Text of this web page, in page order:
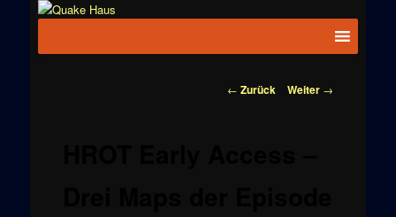
News zu
Beitragsnavigation
← Zurück Weiter →